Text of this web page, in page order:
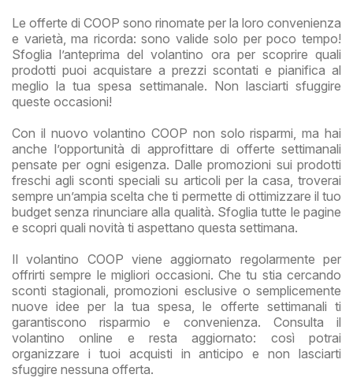
Le offerte di COOP sono rinomate per la loro convenienza
e varietà, ma ricorda: sono valide solo per poco tempo!
Sfoglia l’anteprima del volantino ora per scoprire quali
prodotti puoi acquistare a prezzi scontati e pianifica al
meglio la tua spesa settimanale. Non lasciarti sfuggire
queste occasioni!
Con il nuovo volantino COOP non solo risparmi, ma hai
anche l’opportunità di approfittare di offerte settimanali
pensate per ogni esigenza. Dalle promozioni sui prodotti
freschi agli sconti speciali su articoli per la casa, troverai
sempre un’ampia scelta che ti permette di ottimizzare il tuo
budget senza rinunciare alla qualità. Sfoglia tutte le pagine
e scopri quali novità ti aspettano questa settimana.
Il volantino COOP viene aggiornato regolarmente per
offrirti sempre le migliori occasioni. Che tu stia cercando
sconti stagionali, promozioni esclusive o semplicemente
nuove idee per la tua spesa, le offerte settimanali ti
garantiscono risparmio e convenienza. Consulta il
volantino online e resta aggiornato: così potrai
organizzare i tuoi acquisti in anticipo e non lasciarti
sfuggire nessuna offerta.